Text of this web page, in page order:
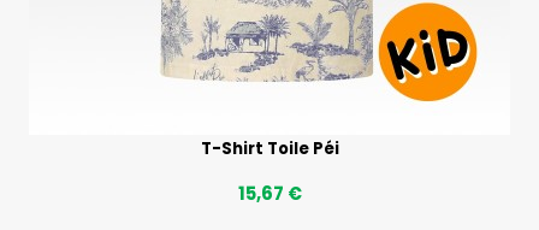
T-Shirt Toile Péi
15,67 €